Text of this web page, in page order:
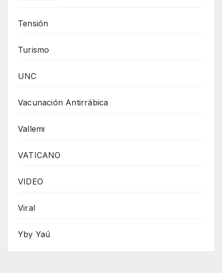
Tensión
Turismo
UNC
Vacunación Antirrábica
Vallemi
VATICANO
VIDEO
Viral
Yby Yaú